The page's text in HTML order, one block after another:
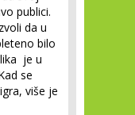
publici.
da u
bilo
je u
se
više je